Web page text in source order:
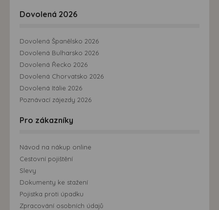
Dovolená 2026
Dovolená Španělsko 2026
Dovolená Bulharsko 2026
Dovolená Řecko 2026
Dovolená Chorvatsko 2026
Dovolená Itálie 2026
Poznávací zájezdy 2026
Pro zákazníky
Návod na nákup online
Cestovní pojištění
Slevy
Dokumenty ke stažení
Pojistka proti úpadku
Zpracování osobních údajů